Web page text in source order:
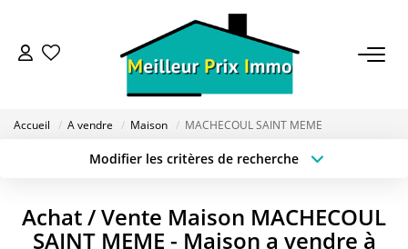
ACHETER
Accueil A vendre Maison MACHECOUL SAINT MEME
Modifier les critères de recherche
Sélectionnez...
Type de bien
Surface min
Achat / Vente Maison MACHECOUL
SAINT MEME - Maison a vendre à